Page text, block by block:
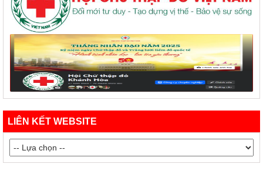
LIÊN KẾT WEBSITE